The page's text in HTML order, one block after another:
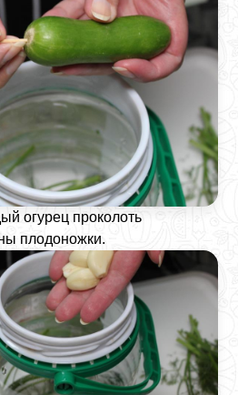
огурец проколоть
плодоножки.